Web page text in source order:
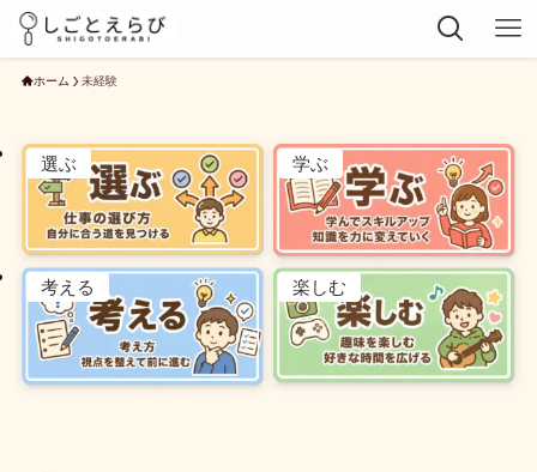
ホーム 未経験
選ぶ 学ぶ
考える 楽しむ